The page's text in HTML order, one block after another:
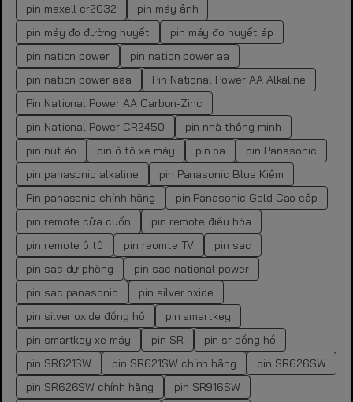
pin maxell cr2032
pin máy ảnh
pin máy đo đường huyết
pin máy đo huyết áp
pin nation power
pin nation power aa
pin nation power aaa
Pin National Power AA Alkaline
Pin National Power AA Carbon-Zinc
pin National Power CR2450
pin nhà thông minh
pin nút áo
pin ô tô xe máy pin pa
pin Panasonic
pin panasonic alkaline
pin Panasonic Blue Kiềm
Pin panasonic chính hãng
pin Panasonic Gold Cao cấp
pin remote cửa cuốn
pin remote điều hòa
pin remote ô tô
pin reomte TV
pin sạc
pin sạc dự phòng
pin sạc national power
pin sạc panasonic
pin silver oxide
pin silver oxide đồng hồ
pin smartkey
pin smartkey xe máy
pin SR
pin sr đồng hồ
pin SR621SW
pin SR621SW chính hãng
pin SR626SW
pin SR626SW chính hãng
pin SR916SW